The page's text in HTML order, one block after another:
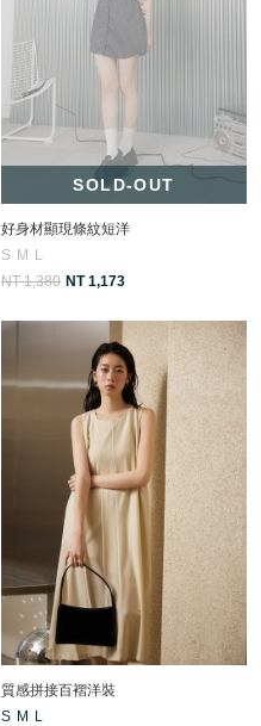
SOLD-OUT
好身材顯現條紋短洋
S M
L
NT 1,380 NT 1,173
質感拼接百褶洋裝
S M L